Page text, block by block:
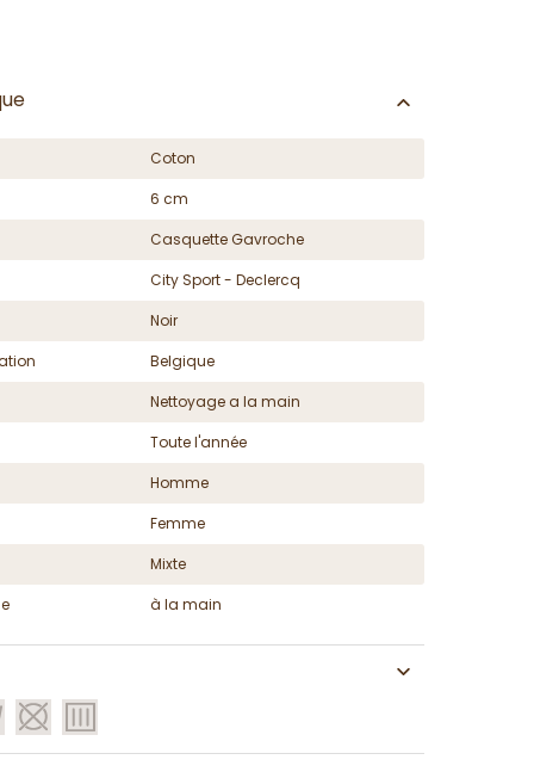
Coton
6 cm
Casquette Gavroche
City Sport - Declercq
Noir
Belgique
Nettoyage a la main
Toute l'année
Homme
Femme
Mixte
à la main